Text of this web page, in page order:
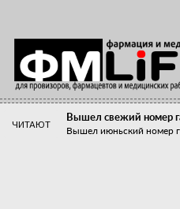
ЧИТАЮТ
Вышел свежий номер
Вышел июньский номер